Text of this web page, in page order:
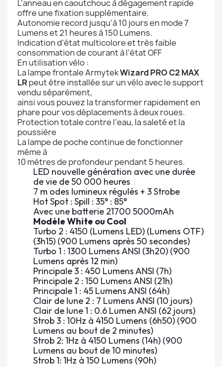
L’anneau en caoutchouc à dégagement rapide
offre une fixation supplémentaire.
Autonomie record jusqu’à 10 jours en mode 7
Lumens et 21 heures à 150 Lumens.
Indication d’état multicolore et très faible
consommation de courant à l’état OFF
En utilisation vélo :
La lampe frontale ArmytekWizard PRO C2 MAX
LRpeut être installée sur un vélo avec le support
vendu séparément,
ainsi vous pouvez la transformer rapidement en
phare pour vos déplacements à deux roues.
Protection totale contre l’eau, la saleté et la
poussière
La lampe de poche continue de fonctionner
même à
10 mètres de profondeur pendant 5 heures.
LED nouvelle génération avec une durée
de vie de 50 000 heures
7 m odes lumineux régulés + 3 Strobe
Hot Spot : Spill : 35° : 85°
Avec une batterie 21700 5000mAh
Modèle White ou Cool
Turbo 2 : 4150 (Lumens LED) (Lumens OTF)
(3h15) (900 Lumens après 50 secondes)
Turbo 1 : 1300 Lumens ANSI (3h20) (900
Lumens après 12 min)
Principale 3 : 450 Lumens ANSI (7h)
Principale 2 : 150 Lumens ANSI (21h)
Principale 1 : 45 Lumens ANSI (64h)
Clair de lune 2 : 7 Lumens ANSI (10 jours)
Clair de lune 1 : 0.6 Lumen ANSI (62 jours)
Strob 3 : 10Hz à 4150 Lumens (6h50) (900
Lumens au bout de 2 minutes)
Strob 2: 1Hz à 4150 Lumens (14h) (900
Lumens au bout de 10 minutes)
Strob 1: 1Hz à 150 Lumens (90h)